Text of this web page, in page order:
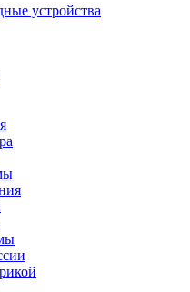
устройства